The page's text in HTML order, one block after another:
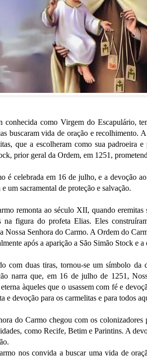
conhecida como Virgem do Escapulário,
buscaram vida de oração e recolhimento.
que a escolheram como sua padroeira
prior geral da Ordem, em 1251,
é celebrada em 16 de julho, e a devoção
um sacramental de proteção e salvação.
remonta ao século XII, quando
na figura do profeta Elias. Eles
Nossa Senhora do Carmo. A Ordem do
após a aparição a São Simão Stock e a
com duas tiras, tornou-se um símbolo da
narra que, em 16 de julho de 1251,
àqueles que o usassem com fé e
e devoção para os carmelitas e para todos
do Carmo chegou com os colonizadores
como Recife, Betim e Parintins. A
nos convida a buscar uma vida de